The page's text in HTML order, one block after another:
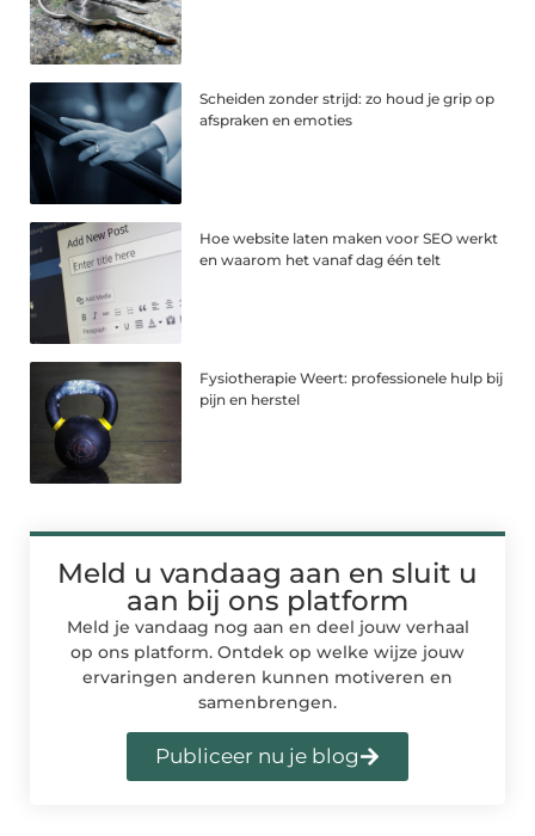
Scheiden zonder strijd: zo houd je grip op
afspraken en emoties
Hoe website laten maken voor SEO werkt
en waarom het vanaf dag één telt
Fysiotherapie Weert: professionele hulp bij
pijn en herstel
Meld u vandaag aan en sluit u
aan bij ons platform
Meld je vandaag nog aan en deel jouw verhaal
op ons platform. Ontdek op welke wijze jouw
ervaringen anderen kunnen motiveren en
samenbrengen.
Publiceer nu je blog